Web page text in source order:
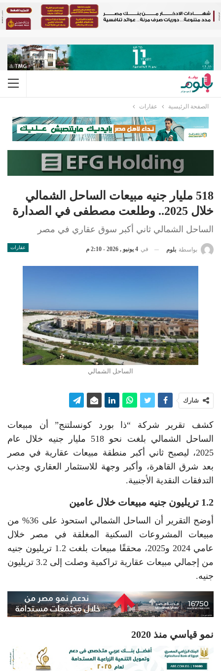
الصفحة الرئيسية عقارات
518 مليار جنيه مبيعات الساحل الشمالي
خلال 2025.. وطلعت مصطفى في الصدارة
الساحل الشمالي ثاني أكبر سوق عقاري في مصر
عقارات بواسطة بلوم في 4 يونيو , 2026 - 2:10 م
الساحل الشمالي
شارك
كشف تقرير شركة “ذا بورد كونسلتنج” أن مبيعات
الساحل الشمالي بلغت نحو 518 مليار جنيه خلال عام
2025، ليصبح ثاني أكبر منطقة مبيعات عقارية في مصر
بعد شرق القاهرة، وأكبر وجهة للاستثمار العقاري وجذب
التدفقات النقدية الأجنبية.
1.2 تريليون جنيه مبيعات خلال عامين
أوضح التقرير أن الساحل الشمالي استحوذ على 36% من
مبيعات المشروعات السكنية المغلقة في مصر خلال
عامي 2024 و2025، محققًا مبيعات بلغت 1.2 تريليون جنيه
من إجمالي مبيعات عقارية تراكمية وصلت إلى 3.2 تريليون
جنيه.
نمو قياسي منذ 2020